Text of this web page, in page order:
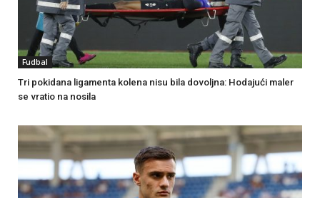
Fudbal
Tri pokidana ligamenta kolena nisu bila dovoljna: Hodajući maler
se vratio na nosila